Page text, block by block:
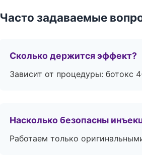
Часто задаваемые
Сколько держится эффект?
Зависит от процедуры: ботокс
Насколько безопасны
Работаем только